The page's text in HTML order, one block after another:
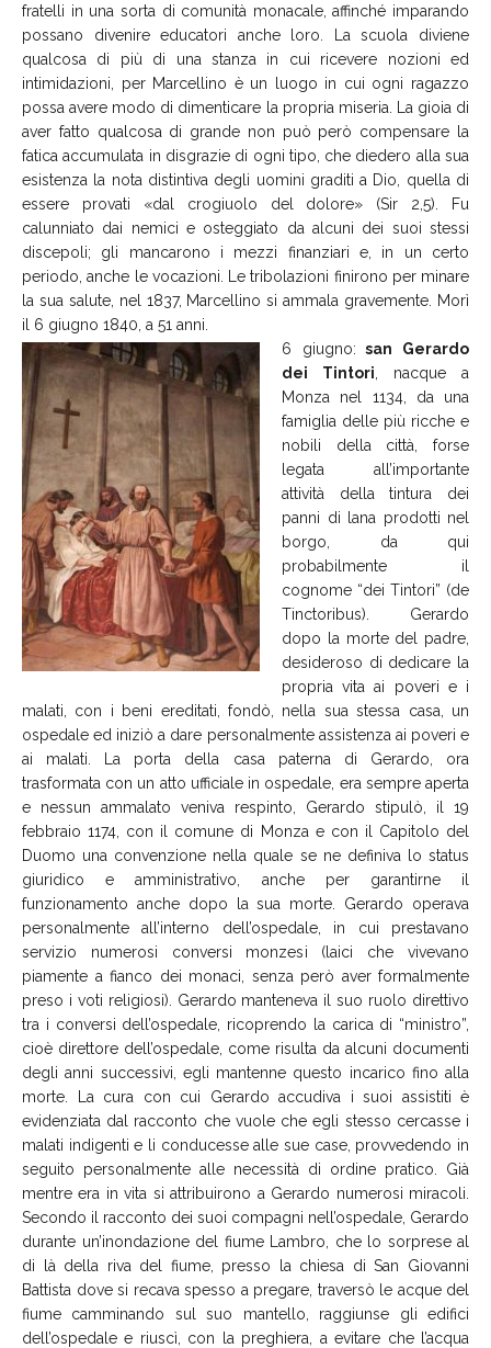
fratelli in una sorta di comunità monacale, affinché imparando
possano divenire educatori anche loro. La scuola diviene
qualcosa di più di una stanza in cui ricevere nozioni ed
intimidazioni, per Marcellino è un luogo in cui ogni ragazzo
possa avere modo di dimenticare la propria miseria. La gioia di
aver fatto qualcosa di grande non può però compensare la
fatica accumulata in disgrazie di ogni tipo, che diedero alla sua
esistenza la nota distintiva degli uomini graditi a Dio, quella di
essere provati «dal crogiuolo del dolore» (Sir 2,5). Fu
calunniato dai nemici e osteggiato da alcuni dei suoi stessi
discepoli; gli mancarono i mezzi finanziari e, in un certo
periodo, anche le vocazioni. Le tribolazioni finirono per minare
la sua salute, nel 1837, Marcellino si ammala gravemente. Morì
il 6 giugno 1840, a 51 anni.
6 giugno: san Gerardo
dei Tintori , nacque a
Monza nel 1134, da una
famiglia delle più ricche e
nobili della città, forse
legata all’importante
attività della tintura dei
panni di lana prodotti nel
borgo, da qui
probabilmente il
cognome “dei Tintori” (de
Tinctoribus). Gerardo
dopo la morte del padre,
desideroso di dedicare la
propria vita ai poveri e i
malati, con i beni ereditati, fondò, nella sua stessa casa, un
ospedale ed iniziò a dare personalmente assistenza ai poveri e
ai malati. La porta della casa paterna di Gerardo, ora
trasformata con un atto ufficiale in ospedale, era sempre aperta
e nessun ammalato veniva respinto, Gerardo stipulò, il 19
febbraio 1174, con il comune di Monza e con il Capitolo del
Duomo una convenzione nella quale se ne definiva lo status
giuridico e amministrativo, anche per garantirne il
funzionamento anche dopo la sua morte. Gerardo operava
personalmente all’interno dell’ospedale, in cui prestavano
servizio numerosi conversi monzesi (laici che vivevano
piamente a fianco dei monaci, senza però aver formalmente
preso i voti religiosi). Gerardo manteneva il suo ruolo direttivo
tra i conversi dell’ospedale, ricoprendo la carica di “ministro”,
cioè direttore dell’ospedale, come risulta da alcuni documenti
degli anni successivi, egli mantenne questo incarico fino alla
morte. La cura con cui Gerardo accudiva i suoi assistiti è
evidenziata dal racconto che vuole che egli stesso cercasse i
malati indigenti e li conducesse alle sue case, provvedendo in
seguito personalmente alle necessità di ordine pratico. Già
mentre era in vita si attribuirono a Gerardo numerosi miracoli.
Secondo il racconto dei suoi compagni nell’ospedale, Gerardo
durante un’inondazione del fiume Lambro, che lo sorprese al
di là della riva del fiume, presso la chiesa di San Giovanni
Battista dove si recava spesso a pregare, traversò le acque del
fiume camminando sul suo mantello, raggiunse gli edifici
dell’ospedale e riuscì, con la preghiera, a evitare che l’acqua